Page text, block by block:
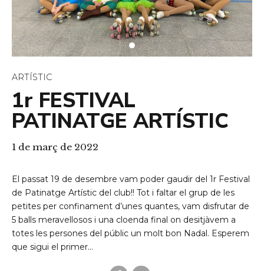
ARTÍSTIC
1r FESTIVAL
PATINATGE ARTÍSTIC
1 de març de 2022
El passat 19 de desembre vam poder gaudir del 1r Festival
de Patinatge Artístic del club!! Tot i faltar el grup de les
petites per confinament d’unes quantes, vam disfrutar de
5 balls meravellosos i una cloenda final on desitjàvem a
totes les persones del públic un molt bon Nadal. Esperem
que sigui el primer...